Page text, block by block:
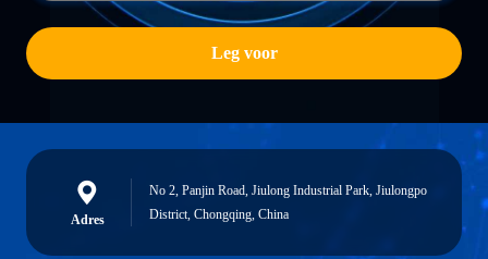
Leg voor
Adres
No 2, Panjin Road, Jiulong Industrial Park, Jiulongpo
District, Chongqing, China